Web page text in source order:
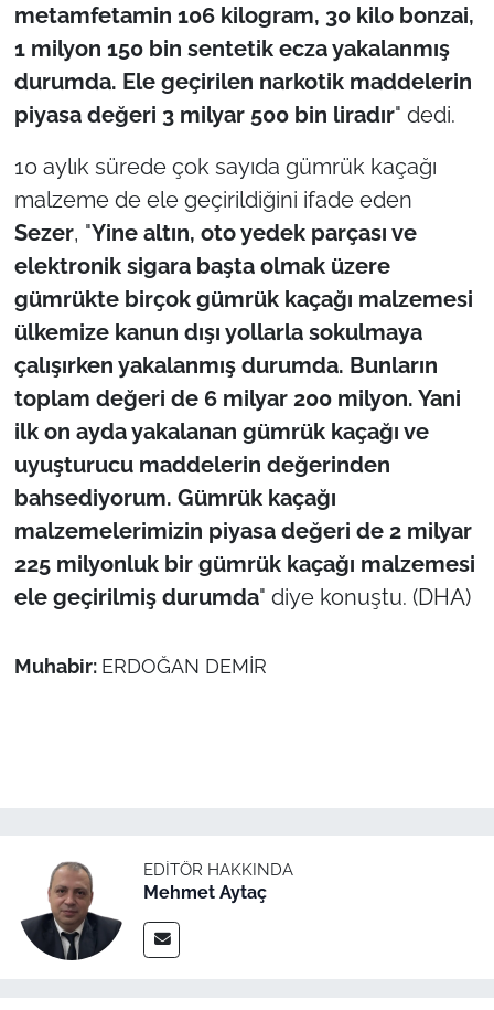
metamfetamin 106 kilogram, 30 kilo bonzai,
1 milyon 150 bin sentetik ecza yakalanmış
durumda. Ele geçirilen narkotik maddelerin
piyasa değeri 3 milyar 500 bin liradır" dedi.
10 aylık sürede çok sayıda gümrük kaçağı
malzeme de ele geçirildiğini ifade eden
Sezer, "Yine altın, oto yedek parçası ve
elektronik sigara başta olmak üzere
gümrükte birçok gümrük kaçağı malzemesi
ülkemize kanun dışı yollarla sokulmaya
çalışırken yakalanmış durumda. Bunların
toplam değeri de 6 milyar 200 milyon. Yani
ilk on ayda yakalanan gümrük kaçağı ve
uyuşturucu maddelerin değerinden
bahsediyorum. Gümrük kaçağı
malzemelerimizin piyasa değeri de 2 milyar
225 milyonluk bir gümrük kaçağı malzemesi
ele geçirilmiş durumda" diye konuştu. (DHA)
Muhabir: ERDOĞAN DEMİR
EDITÖR HAKKINDA
Mehmet Aytaç
İş Dünyası
Bilim Teknoloji
Canlı Maç
Finans
Genel-A
Gündem-Eğitim